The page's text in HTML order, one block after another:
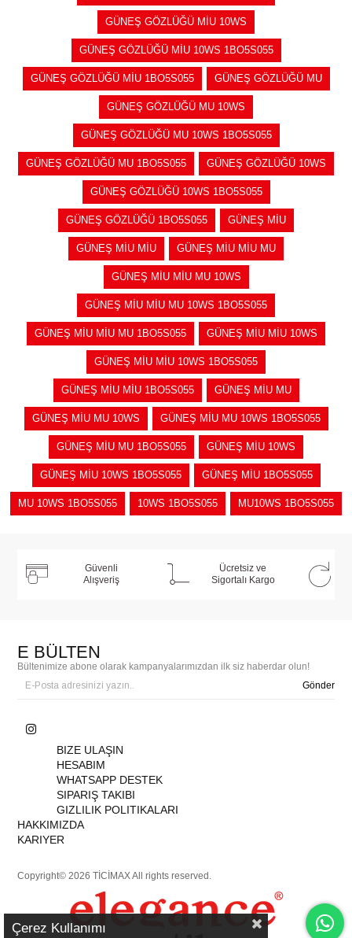
GÜNEŞ GÖZLÜĞÜ MİU 10WS
GÜNEŞ GÖZLÜĞÜ MİU 10WS 1BO5S055
GÜNEŞ GÖZLÜĞÜ MİU 1BO5S055 GÜNEŞ GÖZLÜĞÜ MU
GÜNEŞ GÖZLÜĞÜ MU 10WS
GÜNEŞ GÖZLÜĞÜ MU 10WS 1BO5S055
GÜNEŞ GÖZLÜĞÜ MU 1BO5S055 GÜNEŞ GÖZLÜĞÜ 10WS
GÜNEŞ GÖZLÜĞÜ 10WS 1BO5S055
GÜNEŞ GÖZLÜĞÜ 1BO5S055 GÜNEŞ MİU
GÜNEŞ MİU MİU GÜNEŞ MİU MİU MU
GÜNEŞ MİU MİU MU 10WS
GÜNEŞ MİU MİU MU 10WS 1BO5S055
GÜNEŞ MİU MİU MU 1BO5S055 GÜNEŞ MİU MİU 10WS
GÜNEŞ MİU MİU 10WS 1BO5S055
GÜNEŞ MİU MİU 1BO5S055 GÜNEŞ MİU MU
GÜNEŞ MİU MU 10WS GÜNEŞ MİU MU 10WS 1BO5S055
GÜNEŞ MİU MU 1BO5S055 GÜNEŞ MİU 10WS
GÜNEŞ MİU 10WS 1BO5S055 GÜNEŞ MİU 1BO5S055
MU 10WS 1BO5S055 10WS 1BO5S055 MU10WS 1BO5S055
Güvenli
Alışveriş
Ücretsiz ve
Sigortalı Kargo
E BÜLTEN
Bültenimize abone olarak kampanyalarımızdan ilk siz haberdar olun!
Gönder
BIZE ULAŞIN
HESABIM
WHATSAPP DESTEK
SIPARIŞ TAKIBI
GIZLILIK POLITIKALARI
HAKKIMIZDA
KARIYER
Copyright© 2026 TİCİMAX All rights reserved.
Çerez Kullanımı